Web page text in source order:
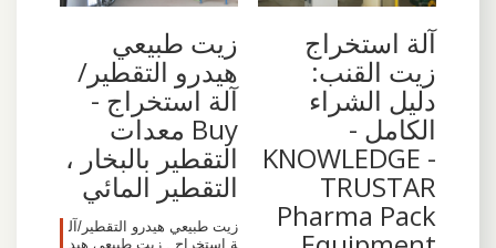
آلة استخراج
زيت القنب:
دليل الشراء
الكامل -
KNOWLEDGE -
TRUSTAR
Pharma Pack
زيت طبيعي
هيدرو التقطير/
آلة استخراج -
Buy معدات
التقطير بالبخار ،
التقطير المائي
زيت طبيعي هيدرو التقطير/آل
ة استخراج , زيت طبيعي هيد